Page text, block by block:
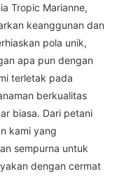
Tropic Marianne,
keanggunan dan
pola unik,
apa pun dengan
terletak pada
berkualitas
biasa. Dari petani
kami yang
sempurna untuk
dengan cermat